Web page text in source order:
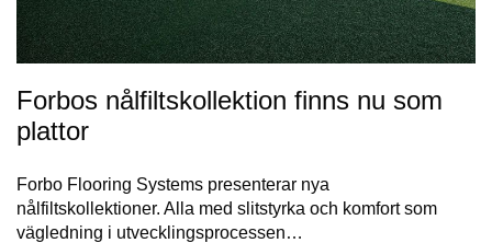
Forbos nålfiltskollektion finns nu som
plattor
Forbo Flooring Systems presenterar nya
nålfiltskollektioner. Alla med slitstyrka och komfort som
vägledning i utvecklingsprocessen…